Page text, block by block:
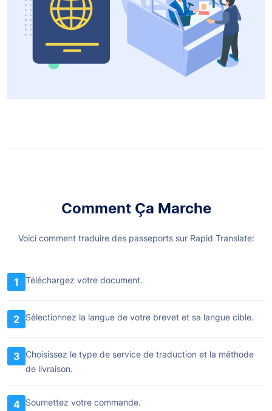
Comment Ça Marche
Voici comment traduire des passeports sur Rapid Translate:
1 Téléchargez votre document.
2 Sélectionnez la langue de votre brevet et sa langue cible.
3 Choisissez le type de service de traduction et la méthode
de livraison.
4 Soumettez votre commande.